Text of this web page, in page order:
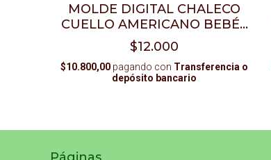
MOLDE DIGITAL CHALECO
CUELLO AMERICANO BEBÉ -
PDF PARA IMPRIMIR
$12.000
$10.800,00 pagando con Transferencia o
depósito bancario